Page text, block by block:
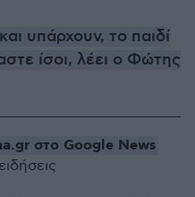
υπάρχουν, το παιδί
ίσοι, λέει ο Φώτης
στο Google News